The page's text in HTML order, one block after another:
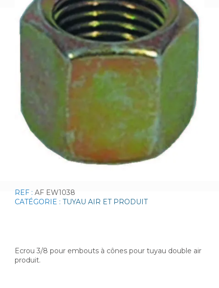
REF : AF EW1038
CATÉGORIE : TUYAU AIR ET PRODUIT
Ecrou 3/8 pour embouts à cônes pour tuyau double air
produit.